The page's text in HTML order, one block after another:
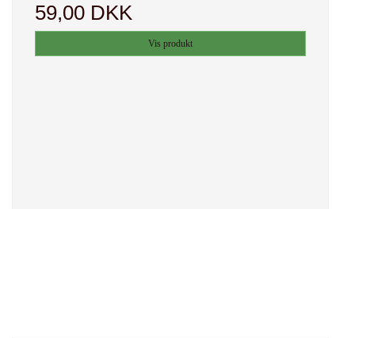
59,00 DKK
Vis produkt